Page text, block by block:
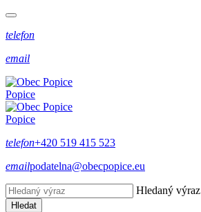
telefon
email
Popice
Popice
telefon+420 519 415 523
emailpodatelna@obecpopice.eu
Hledaný výraz
Hledat